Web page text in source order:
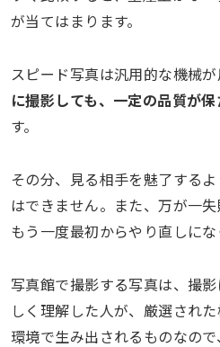
が当てはまります。
スピード写真は汎用的な機械が
に撮影しても、一定の品質が保
す。
その分、見る相手を魅了する
はできません。また、万が一失
もう一度最初からやり直しにな
写真館で撮影する写真は、撮
しく理解した人が、厳選され
環境で生み出されるものなので